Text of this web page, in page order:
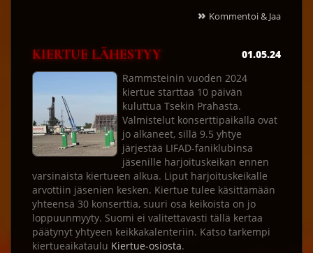
» Kommentoi & Jaa
KIERTUE LÄHESTYY
01.05.24
Rammsteinin vuoden 2024
kiertue starttaa 10 päivän
kuluttua Tsekin Prahasta.
Valmistelut konserttipaikalla ovat
jo alkaneet, sillä 9.5 yhtye
järjestää LIFAD-faniklubinsa
jäsenille harjoituskeikan ennen
varsinaista kiertueen alkua. Liput harjoituskeikalle
arvottiin jäsenien kesken. Kiertue tulee käsittämään
yhteensä 30 konserttia, suuri osa keikoista on jo
loppuunmyyty. Suomi ei valitettavasti tällä kertaa
päätynyt yhtyeen keikkakalenteriin. Katso tarkempi
kiertueaikataulu Kiertue-osiosta.